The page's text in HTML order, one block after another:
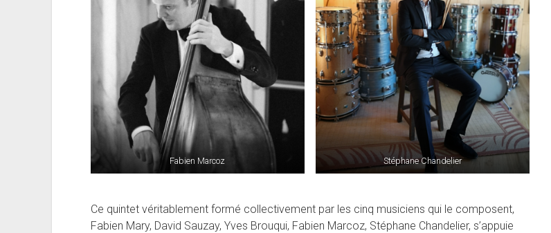
Fabien Marcoz Stéphane Chandelier
Ce quintet véritablement formé collectivement par les cinq musiciens qui le composent,
Fabien Mary, David Sauzay, Yves Brouqui, Fabien Marcoz, Stéphane Chandelier, s’appuie